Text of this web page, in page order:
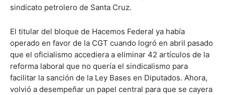
sindicato petrolero de Santa Cruz.
El titular del bloque de Hacemos Federal ya había
operado en favor de la CGT cuando logró en abril pasado
que el oficialismo accediera a eliminar 42 artículos de la
reforma laboral que no quería el sindicalismo para
facilitar la sanción de la Ley Bases en Diputados. Ahora,
volvió a desempeñar un papel central para que se cayera